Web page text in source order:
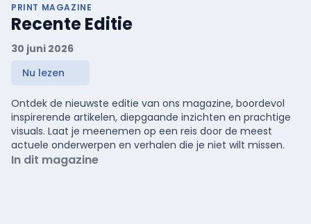
PRINT MAGAZINE
Recente Editie
30 juni 2026
Nu lezen
Ontdek de nieuwste editie van ons magazine, boordevol
inspirerende artikelen, diepgaande inzichten en prachtige
visuals. Laat je meenemen op een reis door de meest
actuele onderwerpen en verhalen die je niet wilt missen.
In dit magazine